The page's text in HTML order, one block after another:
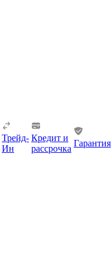
Трейд-
Ин
Кредит и
рассрочка
Гарантия